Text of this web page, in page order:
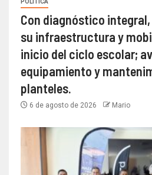
Con diagnóstico
su infraestructura y
inicio del ciclo escolar;
equipamiento y
planteles.
6 de agosto de 2026 Mario